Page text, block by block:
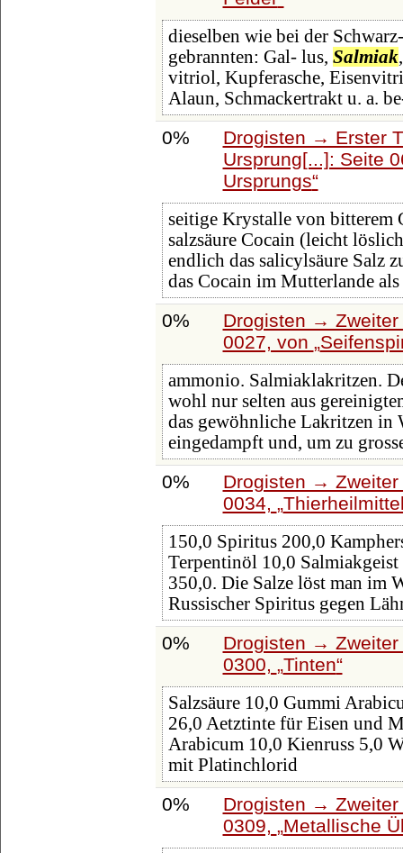
dieselben wie bei der
gebrannten: Gal- lus, Salmiak
vitriol, Kupferasche,
Alaun, Schmackertrakt u. a.
0%
Drogisten → Erster
Ursprung[...]: Seite
Ursprungs
seitige Krystalle von bitterem
salzsäure Cocain (leicht
endlich das salicylsäure Salz
das Cocain im Mutterlande
0%
Drogisten →
0027, von
ammonio. Salmiaklakritzen.
wohl nur selten aus
das gewöhnliche Lakritzen in
eingedampft und, um zu
0%
Drogisten →
0034,
150,0 Spiritus 200,0
Terpentinöl 10,0
350,0. Die Salze löst man im
Russischer Spiritus gegen
0%
Drogisten →
0300,
Tinten
Salzsäure 10,0 Gummi
26,0 Aetztinte für Eisen und
Arabicum 10,0 Kienruss 5,0
mit Platinchlorid
0%
Drogisten →
0309,
Metallische